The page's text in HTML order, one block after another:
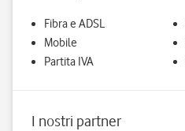
Fibra e ADSL
Mobile
Partita IVA
I nostri partner